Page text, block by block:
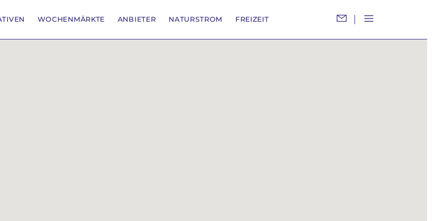
WOCHENMÄRKTE ANBIETER NATURSTROM FREIZEIT